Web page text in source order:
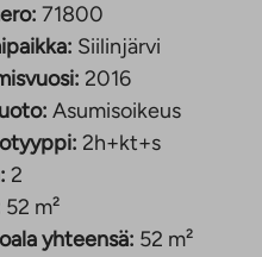
71800
Siilinjärvi
2016
Asumisoikeus
2h+kt+s
2
52 m²
yhteensä: 52 m²